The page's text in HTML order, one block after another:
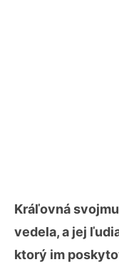
Kráľovná
vedela, a jej
ktorý im